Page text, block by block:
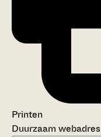
Printen
Duurzaam webadres